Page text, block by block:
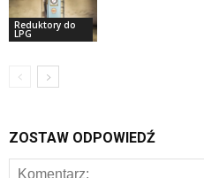
Reduktory do
LPG
ZOSTAW ODPOWIEDŹ